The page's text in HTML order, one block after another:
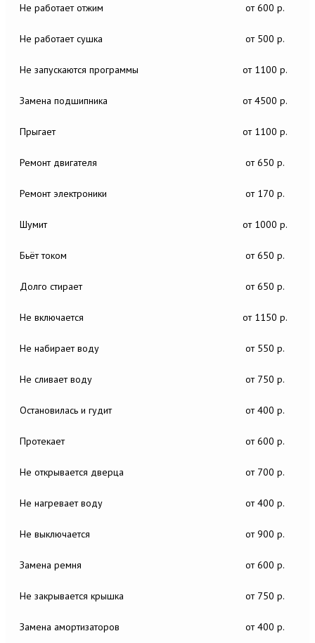
Не работает отжим от 600 р.
Не работает сушка от 500 р.
Не запускаются программы от 1100 р.
Замена подшипника от 4500 р.
Прыгает от 1100 р.
Ремонт двигателя от 650 р.
Ремонт электроники от 170 р.
Шумит от 1000 р.
Бьёт током от 650 р.
Долго стирает от 650 р.
Не включается от 1150 р.
Не набирает воду от 550 р.
Не сливает воду от 750 р.
Остановилась и гудит от 400 р.
Протекает от 600 р.
Не открывается дверца от 700 р.
Не нагревает воду от 400 р.
Не выключается от 900 р.
Замена ремня от 600 р.
Не закрывается крышка от 750 р.
Замена амортизаторов от 400 р.